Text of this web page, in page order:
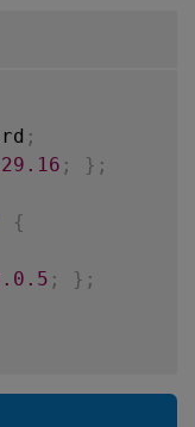
;
.16 ; } ;
{
.0 .5 ; } ;